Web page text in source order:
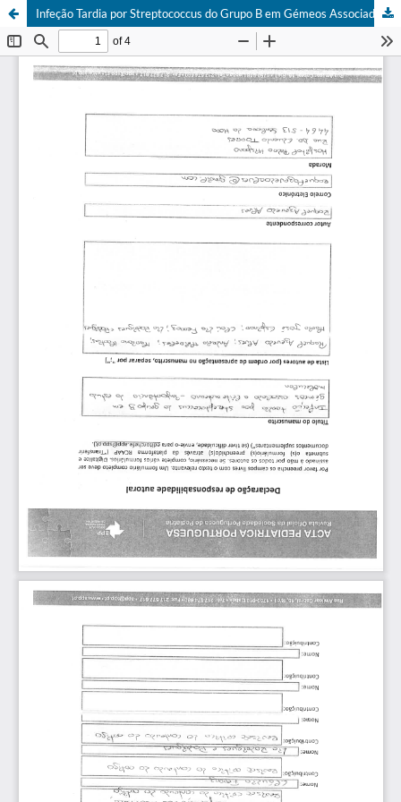
Infeção Tardia por Streptococcus do Grupo B em Gémeos Associada a Leite Materno: Importância do Estudo Molecular